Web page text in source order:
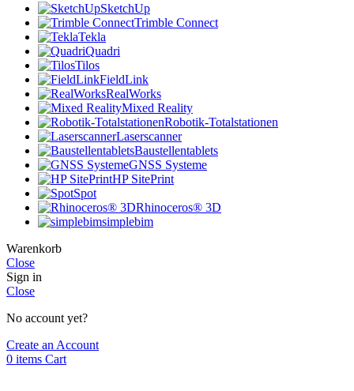
SketchUp
Trimble Connect
Tekla
Quadri
Tilos
FieldLink
RealWorks
Mixed Reality
Robotik-Totalstationen
Laserscanner
Baustellentablets
GNSS Systeme
HP SitePrint
Spot
Rhinoceros® 3D
simplebim
Warenkorb
Close
Sign in
Close
No account yet?
Create an Account
0 items Cart